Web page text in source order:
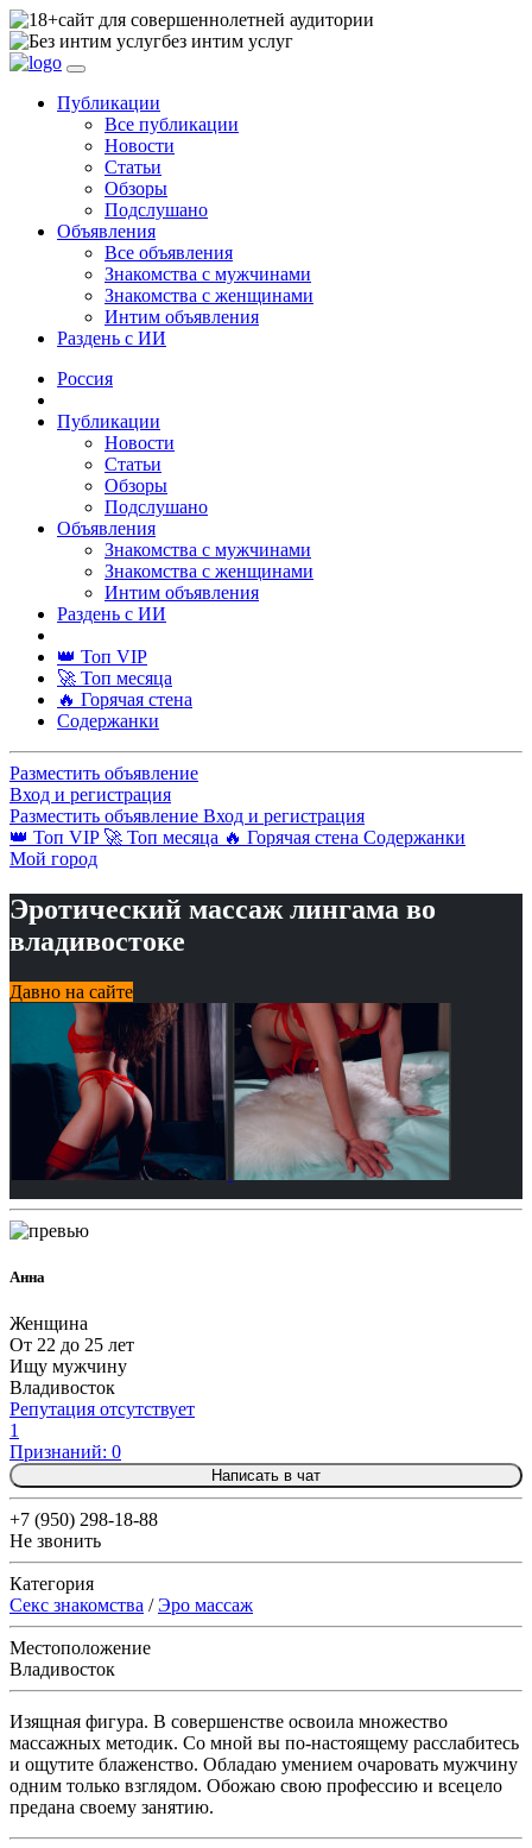
сайт для совершеннолетней аудитории
без интим услуг
Публикации
Все публикации
Новости
Статьи
Обзоры
Подслушано
Объявления
Все объявления
Знакомства с мужчинами
Знакомства с женщинами
Интим объявления
Раздень с ИИ
Россия
Публикации
Новости
Статьи
Обзоры
Подслушано
Объявления
Знакомства с мужчинами
Знакомства с женщинами
Интим объявления
Раздень с ИИ
👑 Топ VIP
🚀 Топ месяца
🔥 Горячая стена
Содержанки
Разместить объявление
Вход и регистрация
Разместить объявление Вход и регистрация
👑 Топ VIP 🚀 Топ месяца 🔥 Горячая стена Содержанки
Мой город
Эротический массаж лингама во
владивостоке
Давно на сайте
Анна
Женщина
От 22 до 25 лет
Ищу мужчину
Владивосток
Репутация отсутствует
1
Признаний: 0
Написать в чат
+7 (950) 298-18-88
Не звонить
Категория
Секс знакомства /Эро массаж
Местоположение
Владивосток
Изящная фигура. В совершенстве освоила множество
массажных методик. Со мной вы по-настоящему расслабитесь
и ощутите блаженство. Обладаю умением очаровать мужчину
одним только взглядом. Обожаю свою профессию и всецело
предана своему занятию.